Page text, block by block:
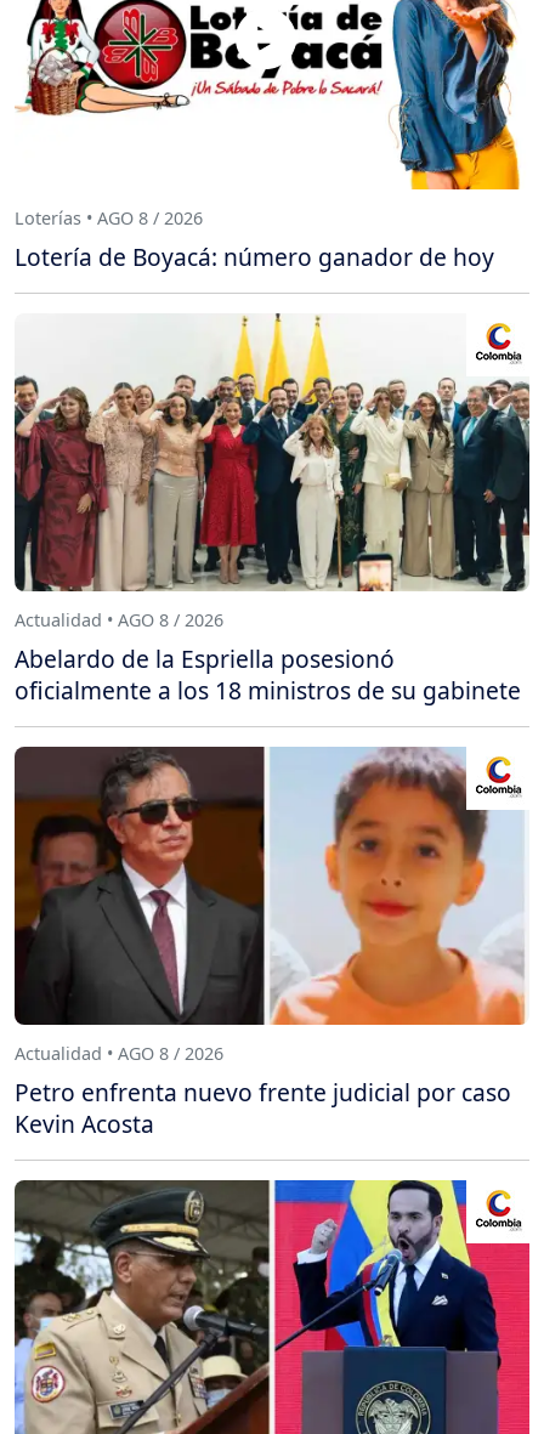
Loterías • AGO 8 / 2026
Lotería de Boyacá: número ganador de hoy
Actualidad • AGO 8 / 2026
Abelardo de la Espriella posesionó
oficialmente a los 18 ministros de su gabinete
Actualidad • AGO 8 / 2026
Petro enfrenta nuevo frente judicial por caso
Kevin Acosta